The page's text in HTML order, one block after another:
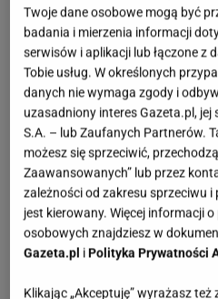
wprowadzając autorskie
elastyczne, wegańskie i
To właśnie Melissa
przestały być kojarzone z
stały się stałym
Chcemy je nosić, bo są
dopasowują się do
ikoniczny design i logo
zapłacić. Nic więc
wszystkie fanki
Twoje dane osobowe mogą być
badania i mierzenia informacji
serwisów i aplikacji lub łączone z
Tobie usług. W określonych
danych nie wymaga zgody i
uzasadniony interes Gazeta.pl, jej
S.A. – lub Zaufanych Partnerów.
możesz się sprzeciwić,
Zaawansowanych” lub przez
zależności od zakresu sprzeciwu
jest kierowany. Więcej informacji
osobowych znajdziesz w
Gazeta.pl iPolityka Prywatności
Klikając „Akceptuję” wyrażasz